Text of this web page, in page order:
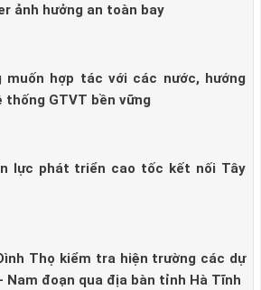
ảnh hưởng an toàn bay
muốn hợp tác với các nước, hướng
GTVT bền vững
lực phát triển cao tốc kết nối Tây
Thọ kiểm tra hiện trường các dự
Nam đoạn qua địa bàn tỉnh Hà Tĩnh